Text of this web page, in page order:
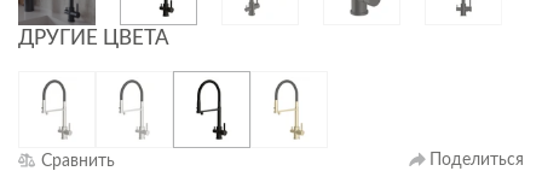
ДРУГИЕ ЦВЕТА
Сравнить Поделиться